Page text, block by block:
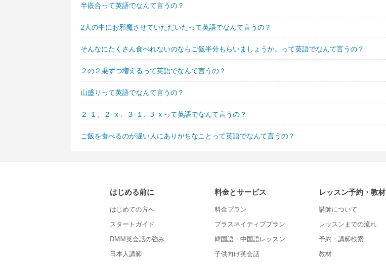
半嵌合って英語でなんて言うの？
2人の中にお邪魔させていただいたって英語でなんて言うの？
そんなにたくさん食べれないのならご飯半分もらいましょうか。って英語でなんて言うの？
２の２乗ずつ増えるって英語でなんて言うの？
山盛りって英語でなんて言うの？
２-１、２-ｘ、３-１、3-ｘって英語でなんて言うの？
ご飯を食べるのが遅い人にありがちなことって英語でなんて言うの？
はじめる前に
はじめての方へ
スタートガイド
DMM英会話の強み
日本人講師
料金とサービス
料金プラン
プラスネイティブプラン
韓国語・中国語レッスン
子供向け英会話
レッスン予約・教材
講師について
レッスンまでの流れ
予約・講師検索
教材